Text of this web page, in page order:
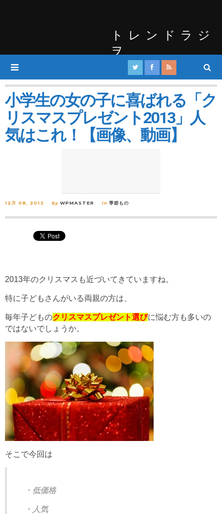
トレンドラジ
ヲ
小学生の女の子に喜ばれる「ク
リスマスプレゼント2013」人
気はこれ！【画像、動画】
12月 08, 2013 by WPMASTER in 季節もの
2013年のクリスマスも近づいてきていますね。
特に子どもさんがいる両親の方は、
毎年子どものクリスマスプレゼント選びに悩む方も多いの
ではないでしょうか。
そこで今回は
・低価格
・人気